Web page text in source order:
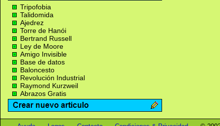
Tripofobia
Talidomida
Ajedrez
Torre de Hanói
Bertrand Russell
Ley de Moore
Amigo Invisible
Base de datos
Baloncesto
Revolución Industrial
Raymond Kurzweil
Abrazos Gratis